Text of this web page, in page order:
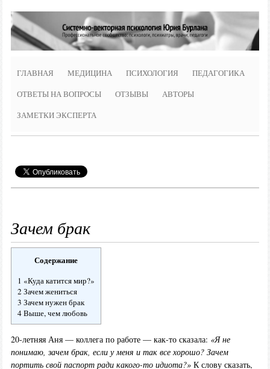
ГЛАВНАЯ МЕДИЦИНА ПСИХОЛОГИЯ ПЕДАГОГИКА
ОТВЕТЫ НА ВОПРОСЫ ОТЗЫВЫ АВТОРЫ
ЗАМЕТКИ ЭКСПЕРТА
Зачем брак
Содержание
1 «Куда катится мир?»
2 Зачем жениться
3 Зачем нужен брак
4 Выше, чем любовь
20-летняя Аня — коллега по работе — как-то сказала: «Я не
понимаю, зачем брак, если у меня и так все хорошо? Зачем
портить свой паспорт ради какого-то идиота?»К слову сказать,